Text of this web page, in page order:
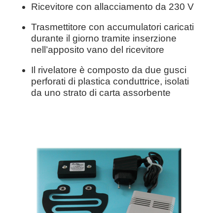
Ricevitore con allacciamento da 230 V
Trasmettitore con accumulatori caricati
durante il giorno tramite inserzione
nell’apposito vano del ricevitore
Il rivelatore è composto da due gusci
perforati di plastica conduttrice, isolati
da uno strato di carta assorbente